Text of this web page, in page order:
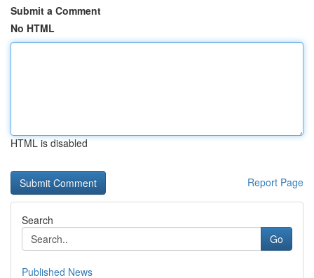
Submit a Comment
No HTML
HTML is disabled
Report Page
Search
Go
Published News